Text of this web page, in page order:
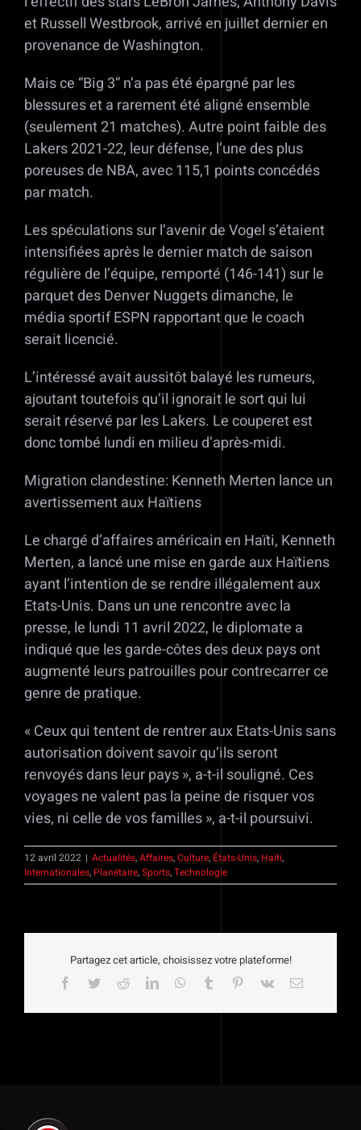
et Russell Westbrook, arrivé en juillet dernier en
provenance de Washington.
Mais ce “Big 3” n’a pas été épargné par les
blessures et a rarement été aligné ensemble
(seulement 21 matches). Autre point faible des
Lakers 2021-22, leur défense, l’une des plus
poreuses de NBA, avec 115,1 points concédés
par match.
Les spéculations sur l’avenir de Vogel s’étaient
intensifiées après le dernier match de saison
régulière de l’équipe, remporté (146-141) sur le
parquet des Denver Nuggets dimanche, le
média sportif ESPN rapportant que le coach
serait licencié.
L’intéressé avait aussitôt balayé les rumeurs,
ajoutant toutefois qu’il ignorait le sort qui lui
serait réservé par les Lakers. Le couperet est
donc tombé lundi en milieu d’après-midi.
Migration clandestine: Kenneth Merten lance un
avertissement aux Haïtiens
Le chargé d’affaires américain en Haïti, Kenneth
Merten, a lancé une mise en garde aux Haïtiens
ayant l’intention de se rendre illégalement aux
Etats-Unis. Dans un une rencontre avec la
presse, le lundi 11 avril 2022, le diplomate a
indiqué que les garde-côtes des deux pays ont
augmenté leurs patrouilles pour contrecarrer ce
genre de pratique.
« Ceux qui tentent de rentrer aux Etats-Unis sans
autorisation doivent savoir qu’ils seront
renvoyés dans leur pays », a-t-il souligné. Ces
voyages ne valent pas la peine de risquer vos
vies, ni celle de vos familles », a-t-il poursuivi.
12 avril 2022 | Actualités,Affaires,Culture, États-Unis, Haïti,
Internationales, Planétaire,Sports,Technologie
Partagez cet article, choisissez votre plateforme!
Facebook
TwitterRedditLinkedInWhatsApp
Tumblr Pinterest
Vk Email